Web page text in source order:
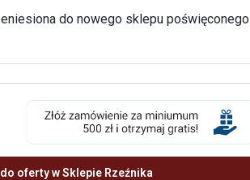
do nowego sklepu poświęconego
oferty w Sklepie Rzeźnika